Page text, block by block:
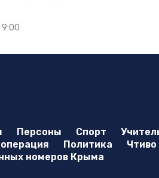
9:00
Персоны Спорт
Политика Чтиво
номеров Крыма